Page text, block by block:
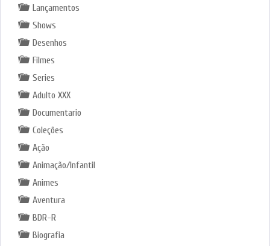
Lançamentos
Shows
Desenhos
Filmes
Series
Adulto XXX
Documentario
Coleções
Ação
Animação/Infantil
Animes
Aventura
BDR-R
Biografia